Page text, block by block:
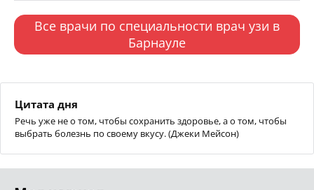
Все врачи по специальности врач узи в
Барнауле
Цитата дня
Речь уже не о том, чтобы сохранить здоровье, а о том, чтобы
выбрать болезнь по своему вкусу. (Джеки Мейсон)